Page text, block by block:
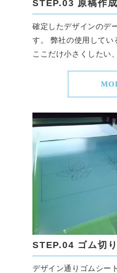
STEP.03 原稿作成
確定したデザインのデ
す。 弊社の使用してい
ここだけ小さくしたい
STEP.04 ゴム切り
デザイン通りゴムシー